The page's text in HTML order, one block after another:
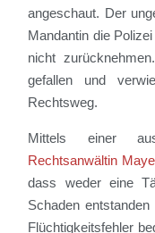
angeschaut. Der
Mandantin die
nicht
gefallen und
Rechtsweg.
Mittels einer
Rechtsanwältin
dass weder eine
Schaden
Flüchtigkeitsfehler